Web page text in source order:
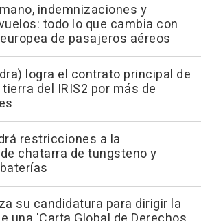
indemnizaciones y
todo lo que cambia con
de pasajeros aéreos
logra el contrato principal de
del IRIS2 por más de
restricciones a la
chatarra de tungsteno y
su candidatura para dirigir la